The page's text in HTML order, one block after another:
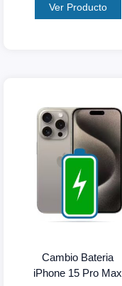
Ver Producto
Cambio Bateria
iPhone 15 Pro Max